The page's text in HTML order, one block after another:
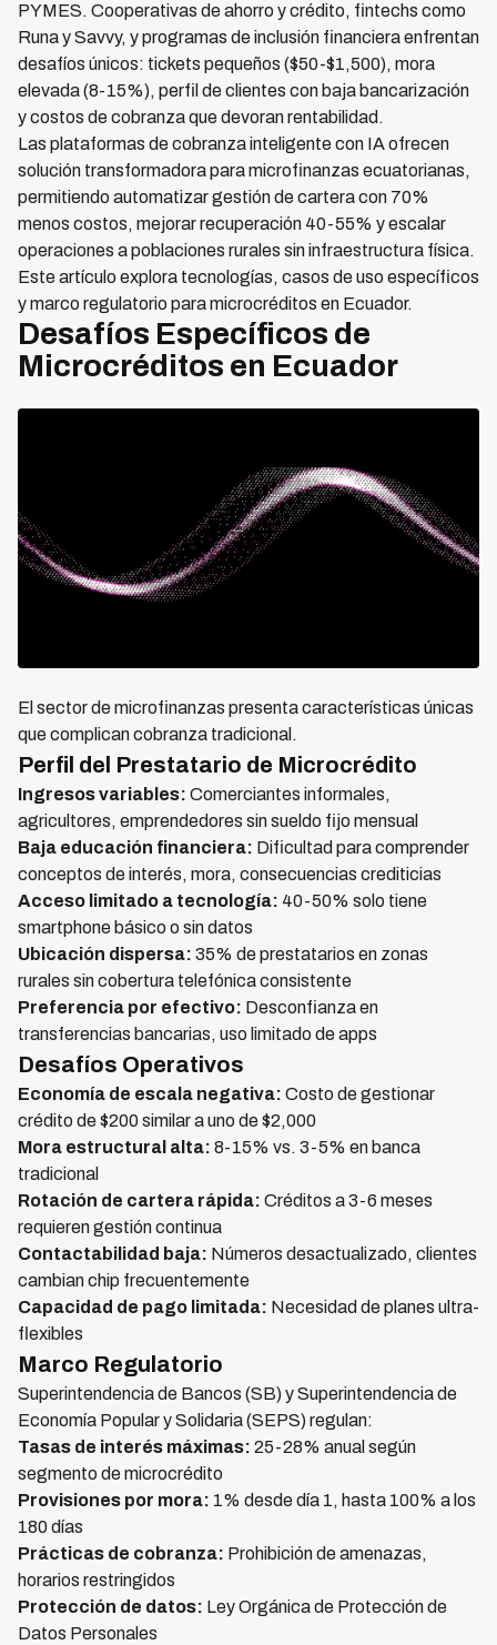
PYMES. Cooperativas de ahorro y crédito, fintechs como
Runa y Savvy, y programas de inclusión financiera enfrentan
desafíos únicos: tickets pequeños ($50-$1,500), mora
elevada (8-15%), perfil de clientes con baja bancarización
y costos de cobranza que devoran rentabilidad.
Las plataformas de cobranza inteligente con IA ofrecen
solución transformadora para microfinanzas ecuatorianas,
permitiendo automatizar gestión de cartera con 70%
menos costos, mejorar recuperación 40-55% y escalar
operaciones a poblaciones rurales sin infraestructura física.
Este artículo explora tecnologías, casos de uso específicos
y marco regulatorio para microcréditos en Ecuador.
Desafíos Específicos de
Microcréditos en Ecuador
El sector de microfinanzas presenta características únicas
que complican cobranza tradicional.
Perfil del Prestatario de Microcrédito
Ingresos variables: Comerciantes informales,
agricultores, emprendedores sin sueldo fijo mensual
Baja educación financiera: Dificultad para comprender
conceptos de interés, mora, consecuencias crediticias
Acceso limitado a tecnología: 40-50% solo tiene
smartphone básico o sin datos
Ubicación dispersa: 35% de prestatarios en zonas
rurales sin cobertura telefónica consistente
Preferencia por efectivo: Desconfianza en
transferencias bancarias, uso limitado de apps
Desafíos Operativos
Economía de escala negativa: Costo de gestionar
crédito de $200 similar a uno de $2,000
Mora estructural alta: 8-15% vs. 3-5% en banca
tradicional
Rotación de cartera rápida: Créditos a 3-6 meses
requieren gestión continua
Contactabilidad baja: Números desactualizado, clientes
cambian chip frecuentemente
Capacidad de pago limitada: Necesidad de planes ultra-
flexibles
Marco Regulatorio
Superintendencia de Bancos (SB) y Superintendencia de
Economía Popular y Solidaria (SEPS) regulan:
Tasas de interés máximas: 25-28% anual según
segmento de microcrédito
Provisiones por mora: 1% desde día 1, hasta 100% a los
180 días
Prácticas de cobranza: Prohibición de amenazas,
horarios restringidos
Protección de datos: Ley Orgánica de Protección de
Datos Personales